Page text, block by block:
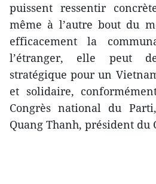
puissent ressentir
même à l’autre bout du
efficacement la
l’étranger, elle peut
stratégique pour un
et solidaire,
Congrès national du
Quang Thanh, président du